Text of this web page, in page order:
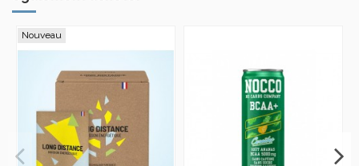
Nouveau